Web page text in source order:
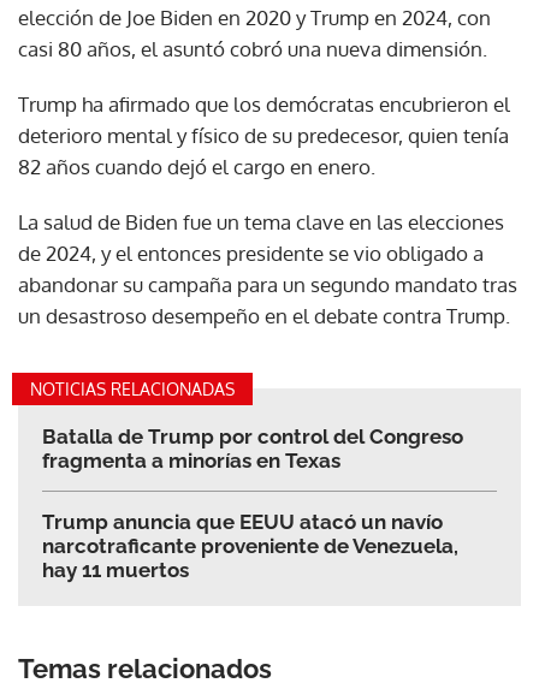
elección de Joe Biden en 2020 y Trump en 2024, con
casi 80 años, el asuntó cobró una nueva dimensión.
Trump ha afirmado que los demócratas encubrieron el
deterioro mental y físico de su predecesor, quien tenía
82 años cuando dejó el cargo en enero.
La salud de Biden fue un tema clave en las elecciones
de 2024, y el entonces presidente se vio obligado a
abandonar su campaña para un segundo mandato tras
un desastroso desempeño en el debate contra Trump.
NOTICIAS RELACIONADAS
Batalla de Trump por control del Congreso
fragmenta a minorías en Texas
Trump anuncia que EEUU atacó un navío
narcotraficante proveniente de Venezuela,
hay 11 muertos
Temas relacionados